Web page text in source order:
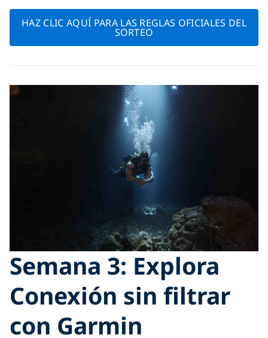
HAZ CLIC AQUÍ PARA LAS REGLAS OFICIALES DEL
SORTEO
Semana 3: Explora
Conexión sin filtrar
con Garmin